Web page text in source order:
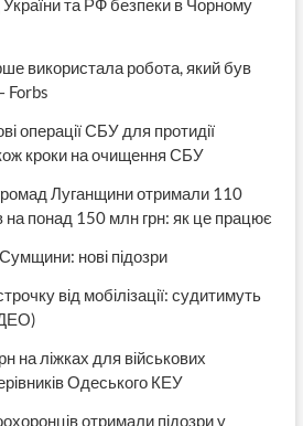
України та РФ безпеки в Чорному
використала робота, який був
Forbs
операції СБУ для протидії
кроки на очищення СБУ
Луганщини отримали 110
на понад 150 млн грн: як це працює
нові підозри
від мобілізації: судитимуть
на ліжках для військових
Одеського КЕУ
отримали підозри у